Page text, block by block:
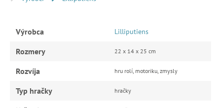
Výrobca Lilliputiens
Rozmery 22 x 14 x 25 cm
Rozvíja hru rolí, motoriku, zmysly
Typ hračky hračky